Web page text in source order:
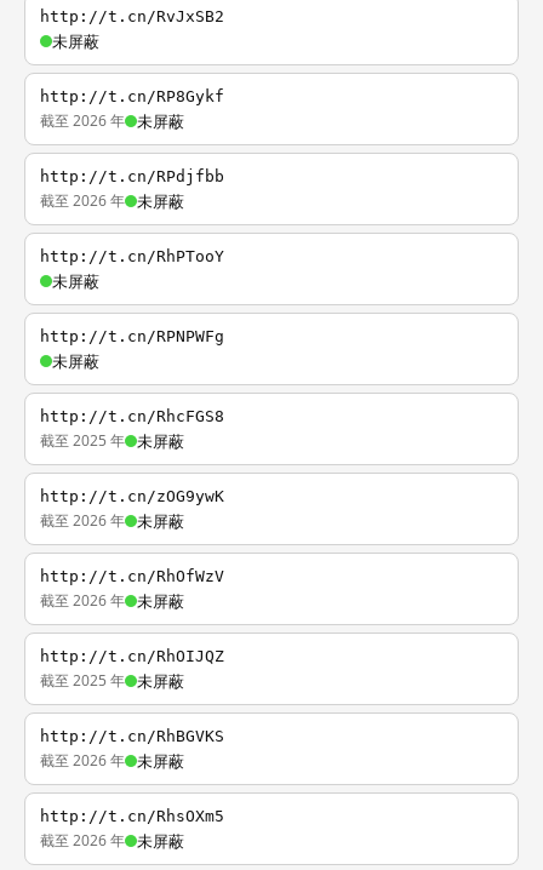
http://t.cn/RvJxSB2
未屏蔽
http://t.cn/RP8Gykf
截至 2026 年 未屏蔽
http://t.cn/RPdjfbb
截至 2026 年 未屏蔽
http://t.cn/RhPTooY
未屏蔽
http://t.cn/RPNPWFg
未屏蔽
http://t.cn/RhcFGS8
截至 2025 年 未屏蔽
http://t.cn/zOG9ywK
截至 2026 年 未屏蔽
http://t.cn/RhOfWzV
截至 2026 年 未屏蔽
http://t.cn/RhOIJQZ
截至 2025 年 未屏蔽
http://t.cn/RhBGVKS
截至 2026 年 未屏蔽
http://t.cn/RhsOXm5
截至 2026 年 未屏蔽